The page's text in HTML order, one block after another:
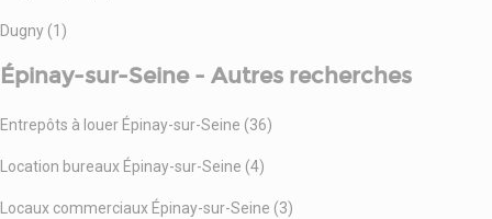
Dugny (1)
Épinay-sur-Seine - Autres recherches
Entrepôts à louer Épinay-sur-Seine (36)
Location bureaux Épinay-sur-Seine (4)
Locaux commerciaux Épinay-sur-Seine (3)